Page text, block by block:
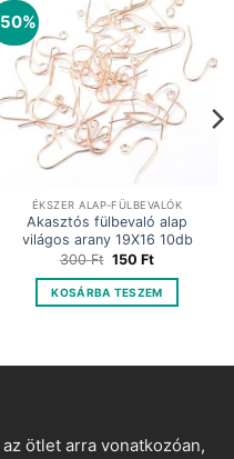
ÉKSZER ALAP-FÜLBEVALÓK
Akasztós fülbevaló alap
világos arany 19X16 10db
300Ft Original
price
was:
300 Ft.
150FtCurrent
is:
150 Ft.
KOSÁRBA TESZEM
ötlet arra vonatkozóan,